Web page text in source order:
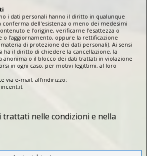
i dati personali hanno il diritto in qualunque
dell'esistenza o meno dei medesimi
e l'origine, verificarne l'esattezza o
o l'aggiornamento, oppure la rettificazione
di protezione dei dati personali). Ai sensi
ha il diritto di chiedere la cancellazione, la
anonima o il blocco dei dati trattati in violazione
in ogni caso, per motivi legittimi, al loro
via e-mail, all'indirizzo:
trattati nelle condizioni e nella